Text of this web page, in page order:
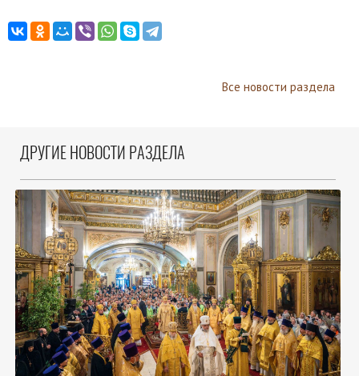
Все новости раздела
ДРУГИЕ НОВОСТИ РАЗДЕЛА